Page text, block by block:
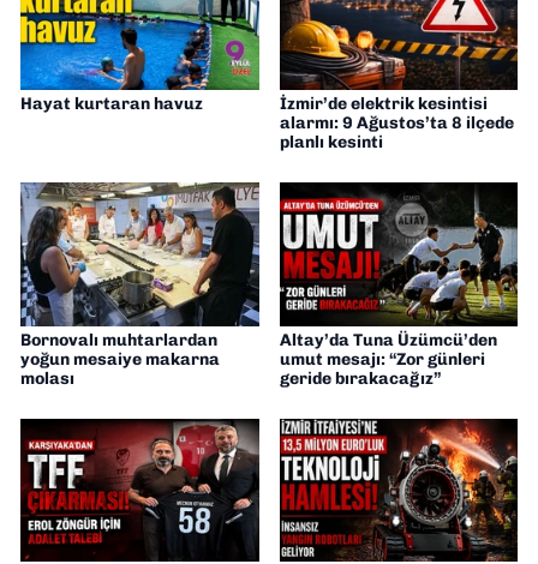
Hayat kurtaran havuz
İzmir’de elektrik kesintisi
alarmı: 9 Ağustos’ta 8 ilçede
planlı kesinti
Bornovalı muhtarlardan
yoğun mesaiye makarna
molası
Altay’da Tuna Üzümcü’den
umut mesajı: “Zor günleri
geride bırakacağız”